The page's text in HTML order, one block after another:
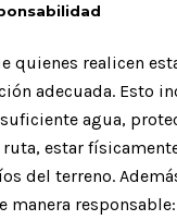
quienes realicen
adecuada. Esto
agua,
estar
del terreno.
manera